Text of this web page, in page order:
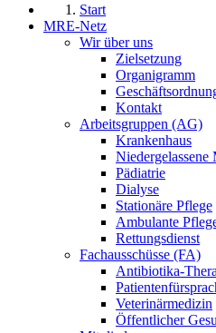
Start
MRE-Netz
Wir über uns
Zielsetzung
Organigramm
Kontakt
Arbeitsgruppen (AG)
Krankenhaus
Niedergelassene
Pädiatrie
Dialyse
Stationäre Pflege
Ambulante
Rettungsdienst
Fachausschüsse (FA)
Antibiotika-
Veterinärmedizin
Öffentlicher